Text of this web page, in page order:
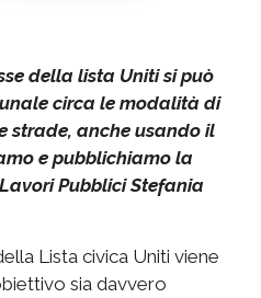
della lista Uniti si può
circa le modalità di
strade, anche usando il
e pubblichiamo la
Pubblici Stefania
Lista civica Uniti viene
sia davvero